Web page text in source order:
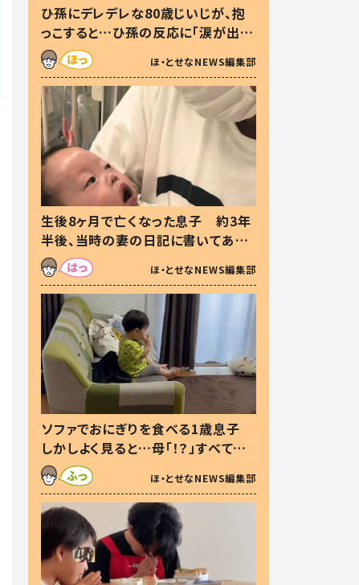
ひ孫にデレデレな80歳じいじが、抱
っこすると…ひ孫の反応に「涙が出ま
した」「可愛くて仕方ない」
ほ・とせなNEWS編集部
生後8ヶ月で亡くなった息子 約3年
半後、当時の妻の日記に書いてあっ
た本音とは
ほ・とせなNEWS編集部
ソファでおにぎりを食べる1歳息子
しかしよく見ると…母「！？」すべてを
察した母の投稿に「可愛いから許
す！」「現行犯〜」
ほ・とせなNEWS編集部